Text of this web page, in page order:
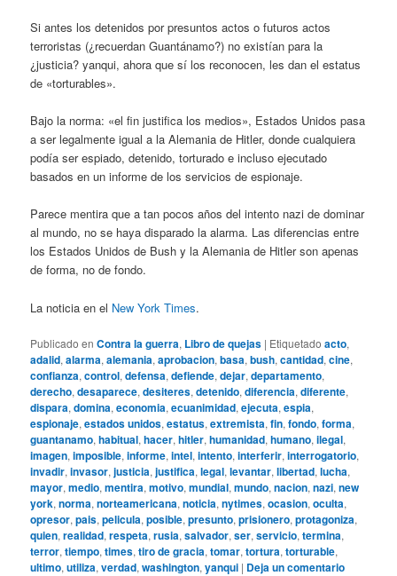
Si antes los detenidos por presuntos actos o futuros actos
terroristas (¿recuerdan Guantánamo?) no existían para la
¿justicia? yanqui, ahora que sí los reconocen, les dan el estatus
de «torturables».
Bajo la norma: «el fin justifica los medios», Estados Unidos pasa
a ser legalmente igual a la Alemania de Hitler, donde cualquiera
podía ser espiado, detenido, torturado e incluso ejecutado
basados en un informe de los servicios de espionaje.
Parece mentira que a tan pocos años del intento nazi de dominar
al mundo, no se haya disparado la alarma. Las diferencias entre
los Estados Unidos de Bush y la Alemania de Hitler son apenas
de forma, no de fondo.
La noticia en el New York Times.
Publicado en Contra la guerra, Libro de quejas | Etiquetado acto,
adalid,alarma,alemania,aprobacion,basa,bush,cantidad,cine,
confianza,control,defensa,defiende,dejar,departamento,
derecho,desaparece,desiteres,detenido,diferencia,diferente,
dispara,domina,economia,ecuanimidad,ejecuta,espia,
espionaje,estados unidos,estatus,extremista,fin,fondo,forma,
guantanamo,habitual,hacer,hitler,humanidad,humano,ilegal,
imagen,imposible,informe,intel,intento,interferir,interrogatorio,
invadir,invasor,justicia,justifica,legal,levantar,libertad,lucha,
mayor,medio,mentira,motivo,mundial,mundo,nacion,nazi,new
york,norma,norteamericana,noticia,nytimes,ocasion,oculta,
opresor,pais,pelicula,posible,presunto,prisionero,protagoniza,
quien,realidad,respeta,rusia,salvador,ser,servicio,termina,
terror,tiempo,times,tiro de gracia,tomar,tortura,torturable,
ultimo,utiliza,verdad,washington,yanqui | Deja un comentario